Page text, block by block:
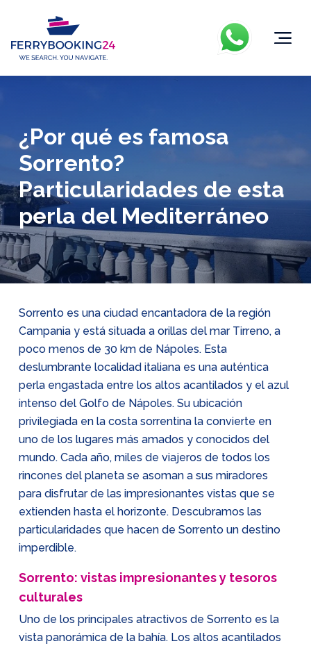
¿Por qué es famosa
Sorrento?
Particularidades de esta
perla del Mediterráneo
Sorrento es una ciudad encantadora de la región
Campania y está situada a orillas del mar Tirreno, a
poco menos de 30 km de Nápoles. Esta
deslumbrante localidad italiana es una auténtica
perla engastada entre los altos acantilados y el azul
intenso del Golfo de Nápoles. Su ubicación
privilegiada en la costa sorrentina la convierte en
uno de los lugares más amados y conocidos del
mundo. Cada año, miles de viajeros de todos los
rincones del planeta se asoman a sus miradores
para disfrutar de las impresionantes vistas que se
extienden hasta el horizonte. Descubramos las
particularidades que hacen de Sorrento un destino
imperdible.
Sorrento: vistas impresionantes y tesoros
culturales
Uno de los principales atractivos de Sorrento es la
vista panorámica de la bahía. Los altos acantilados